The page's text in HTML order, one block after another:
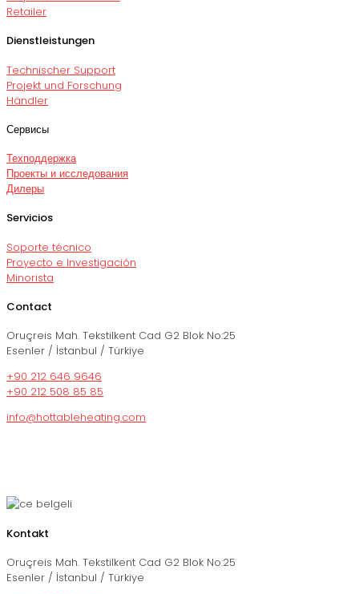
Retailer
Dienstleistungen
Technischer Support
Projekt und Forschung
Händler
Сервисы
Техподдержка
Проекты и исследования
Дилеры
Servicios
Soporte técnico
Proyecto e Investigación
Minorista
Contact
Oruçreis Mah. Tekstilkent Cad G2 Blok No:25
Esenler / İstanbul / Türkiye
+90 212 646 9646
+90 212 508 85 85
info@hottableheating.com
Kontakt
Oruçreis Mah. Tekstilkent Cad G2 Blok No:25
Esenler / İstanbul / Türkiye